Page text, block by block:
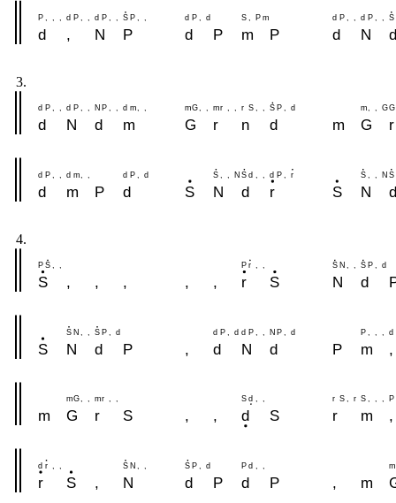
P d P d P S P d P d S P m d P d P S
d , N P d P m P d N d
3.
d P , , d P , , N P , , d m, , mG, , mr , , r S , , S P , d m, , GG
d N d m G r n d m G r
d P d m d P d S N S d d P r S N S
d m P d S N d r S N d
4.
P S , , P r , , S N , , S P , d
S , , , , , r S N d
S N S P d d P d d P N P d P d
S N d P , d N d P m ,
mG, , mr , , S d , , r S , r S , , , P
m G r S , , d S r m ,
d r S N S P d P d m
r S , N d P d P , m